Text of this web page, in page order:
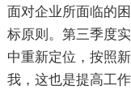
面对企业所面临的
标原则。第三季度
中重新定位，按照
我，这也是提高工